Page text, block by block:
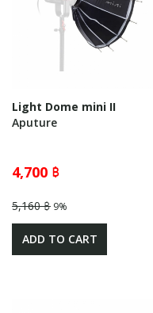
Light Dome mini II
Aputure
4,700 ฿
5,160 ฿ 9%
ADD TO CART